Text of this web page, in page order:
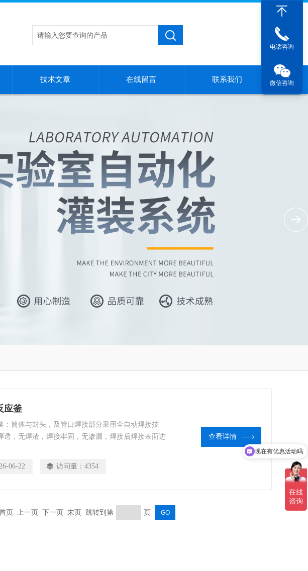
技术文章 在线留言 联系我们
应釜
：筒体与封头，及管口焊接部分采用全自动焊接技
透，无焊渣，焊接牢固，无渗漏，焊接后焊接表面进
06-22 访问量： 4354
查看详情
页 上一页 下一页 末页 跳转到第 页
电话咨询
微信咨询
现在有优惠活动吗